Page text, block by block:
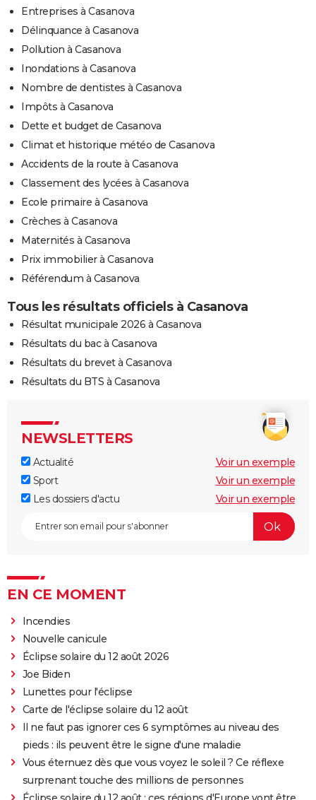
Entreprises à Casanova
Délinquance à Casanova
Pollution à Casanova
Inondations à Casanova
Nombre de dentistes à Casanova
Impôts à Casanova
Dette et budget de Casanova
Climat et historique météo de Casanova
Accidents de la route à Casanova
Classement des lycées à Casanova
Ecole primaire à Casanova
Crèches à Casanova
Maternités à Casanova
Prix immobilier à Casanova
Référendum à Casanova
Tous les résultats officiels à Casanova
Résultat municipale 2026 à Casanova
Résultats du bac à Casanova
Résultats du brevet à Casanova
Résultats du BTS à Casanova
NEWSLETTERS
Actualité
Voir un exemple
Sport
Voir un exemple
Les dossiers d'actu
Voir un exemple
EN CE MOMENT
Incendies
Nouvelle canicule
Éclipse solaire du 12 août 2026
Joe Biden
Lunettes pour l'éclipse
Carte de l'éclipse solaire du 12 août
Il ne faut pas ignorer ces 6 symptômes au niveau des
pieds : ils peuvent être le signe d'une maladie
Vous éternuez dès que vous voyez le soleil ? Ce réflexe
surprenant touche des millions de personnes